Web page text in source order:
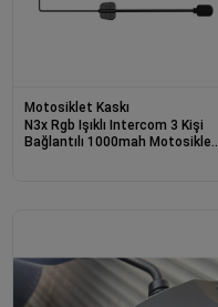
Motosiklet Kaskı
N3x Rgb Işıklı Intercom 3 Kişi
Bağlantılı 1000mah Motosiklet